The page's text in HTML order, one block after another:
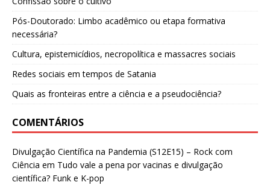
Pós-Doutorado: Limbo acadêmico ou etapa formativa
necessária?
Cultura, epistemicídios, necropolítica e massacres sociais
Redes sociais em tempos de Satania
Quais as fronteiras entre a ciência e a pseudociência?
COMENTÁRIOS
Divulgação Científica na Pandemia (S12E15) – Rock com
Ciência em Tudo vale a pena por vacinas e divulgação
científica? Funk e K-pop